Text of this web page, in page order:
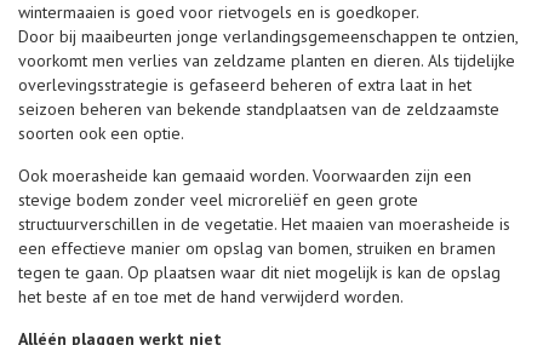
wintermaaien is goed voor rietvogels en is goedkoper.
Door bij maaibeurten jonge verlandingsgemeenschappen te ontzien,
voorkomt men verlies van zeldzame planten en dieren. Als tijdelijke
overlevingsstrategie is gefaseerd beheren of extra laat in het
seizoen beheren van bekende standplaatsen van de zeldzaamste
soorten ook een optie.
Ook moerasheide kan gemaaid worden. Voorwaarden zijn een
stevige bodem zonder veel microreliëf en geen grote
structuurverschillen in de vegetatie. Het maaien van moerasheide is
een effectieve manier om opslag van bomen, struiken en bramen
tegen te gaan. Op plaatsen waar dit niet mogelijk is kan de opslag
het beste af en toe met de hand verwijderd worden.
Alléén plaggen werkt niet